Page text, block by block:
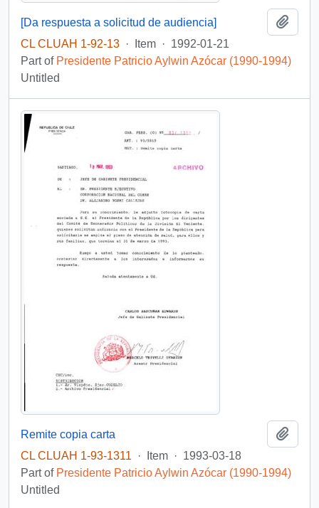
[Da respuesta a solicitud de audiencia]
CL CLUAH 1-92-13 · Item · 1992-01-21
Part of Presidente Patricio Aylwin Azócar (1990-1994)
Untitled
Remite copia carta
CL CLUAH 1-93-1311
· Item · 1993-03-18
Part of Presidente Patricio Aylwin Azócar (1990-1994)
Untitled